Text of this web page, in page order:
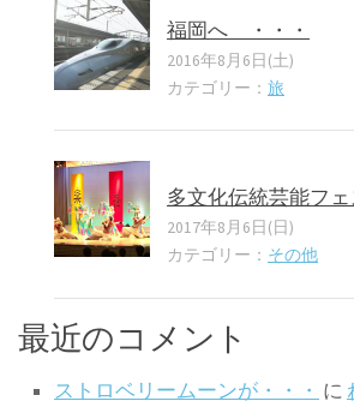
福岡へ ・・・
2016年8月6日(土)
カテゴリー： 旅
多文化伝統芸能フェ
2017年8月6日(日)
カテゴリー： その他
最近のコメント
ストロベリームーンが・・・ に